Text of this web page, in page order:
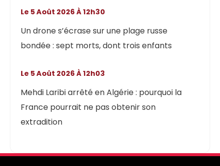
Un drone s’écrase sur une plage russe
bondée : sept morts, dont trois enfants
Le 5 Août 2026 À 12h30
Mehdi Laribi arrêté en Algérie : pourquoi la
France pourrait ne pas obtenir son
extradition
Le 5 Août 2026 À 12h03